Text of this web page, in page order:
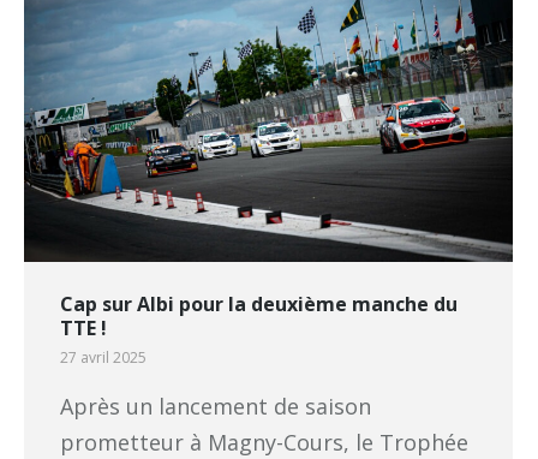
Cap sur Albi pour la deuxième manche du
TTE !
27 avril 2025
Après un lancement de saison
prometteur à Magny-Cours, le Trophée